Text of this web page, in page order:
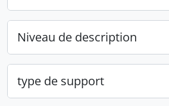
Niveau de description
type de support